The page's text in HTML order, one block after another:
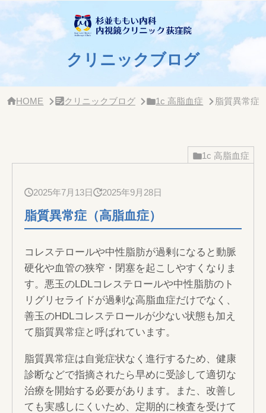
クリニックブログ
HOME クリニックブログ 1c 高脂血症 脂質異常症
1c 高脂血症
2025年7月13日 2025年9月28日
脂質異常症（高脂血症）
コレステロールや中性脂肪が過剰になると動脈
硬化や血管の狭窄・閉塞を起こしやすくなりま
す。悪玉のLDLコレステロールや中性脂肪のト
リグリセライドが過剰な高脂血症だけでなく、
善玉のHDLコレステロールが少ない状態も加え
て脂質異常症と呼ばれています。
脂質異常症は自覚症状なく進行するため、健康
診断などで指摘されたら早めに受診して適切な
治療を開始する必要があります。また、改善し
ても実感しにくいため、定期的に検査を受けて